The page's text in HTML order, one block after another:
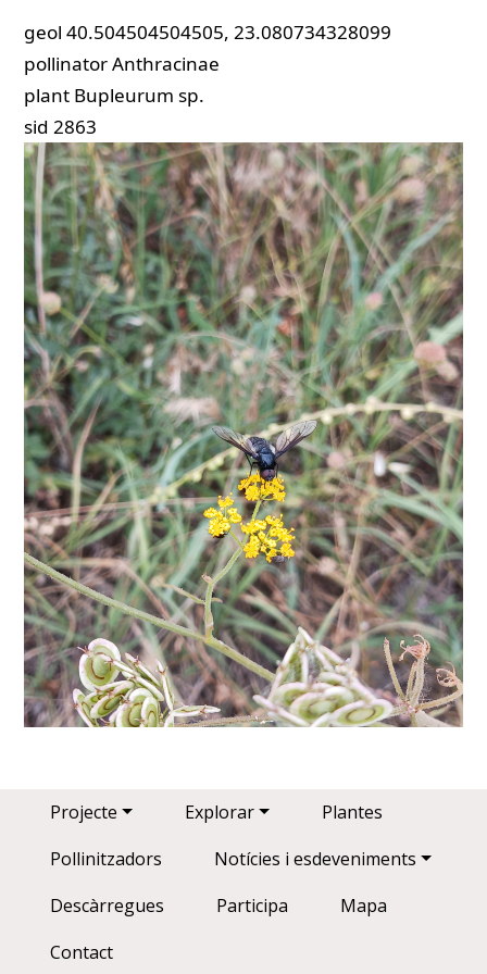
geol 40.504504504505, 23.080734328099
pollinatorAnthracinae
plant Bupleurum sp.
sid 2863
Main navigation
Projecte Explorar
Plantes
Pollinitzadors
Notícies i esdeveniments
Descàrregues
Participa
Mapa
Contact